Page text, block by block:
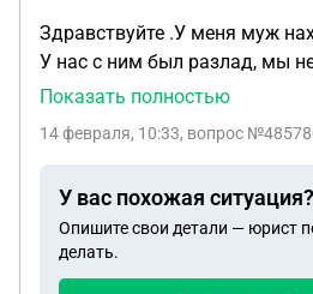
Здравствуйте .У меня муж
У нас с ним был разлад, мы
некоторое время. У него в
момент беременная. Муж
очередь, намерена записать
супруга. Муж переживает, в
этот ребёнок имеет право на
Показать полностью
14 февраля, 10:33, вопрос
У вас похожая ситуация?
Опишите свои детали — юрист
делать.